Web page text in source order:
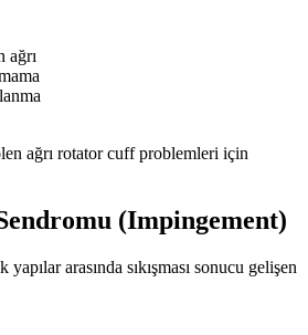
ağrı
ağrı rotator cuff problemleri için
(Impingement)
arasında sıkışması sonucu gelişen